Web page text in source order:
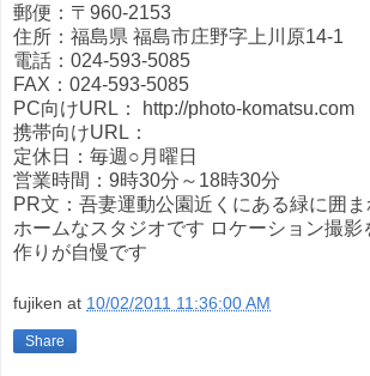
郵便：〒960-2153
住所：福島県 福島市庄野字上川原14-1
電話：024-593-5085
FAX：024-593-5085
PC向けURL： http://photo-komatsu.com
携帯向けURL：
定休日：毎週○月曜日
営業時間：9時30分～18時30分
PR文：吾妻運動公園近くにある緑に囲
ホームなスタジオです ロケーション撮影
作りが自慢です
fujiken at 10/02/2011 11:36:00 AM
Share